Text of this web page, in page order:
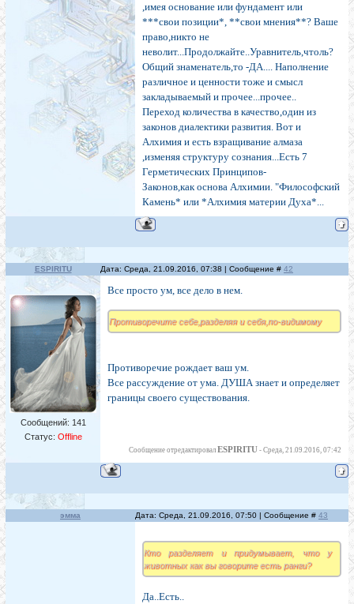
,имея основание или фундамент или
***свои позиции*, **свои мнения**? Ваше
право,никто не
неволит...Продолжайте..Уравнитель,чтоль?
Общий знаменатель,то -ДА.... Наполнение
различное и ценности тоже и смысл
закладываемый и прочее...прочее..
Переход количества в качество,один из
законов диалектики развития. Вот и
Алхимия и есть взращивание алмаза
,изменяя структуру сознания...Есть 7
Герметических Принципов-
Законов,как основа Алхимии. "Философский
Камень* или *Алхимия материи Духа*...
ESPIRITU Дата: Среда, 21.09.2016, 07:38 | Сообщение # 42
Сообщений: 141
Статус: Offline
Все просто ум, все дело в нем.
Противоречите себе,разделяя и себя,по-видимому
Противоречие рождает ваш ум.
Все рассуждение от ума. ДУША знает и определяет
границы своего существования.
Сообщение отредактировал ESPIRITU - Среда, 21.09.2016, 07:42
эмма Дата: Среда, 21.09.2016, 07:50 | Сообщение # 43
Кто разделяет и придумывает, что у
животных как вы говорите есть ранги?
Да..Есть..